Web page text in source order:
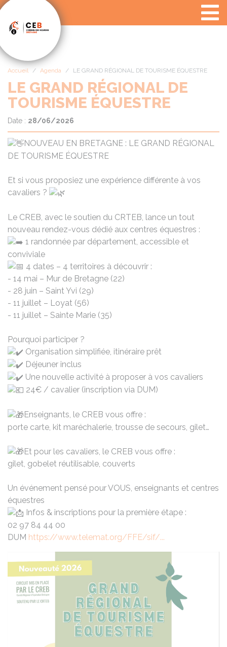
Accueil Agenda LE GRAND RÉGIONAL DE TOURISME ÉQUESTRE
LE GRAND RÉGIONAL DE
TOURISME ÉQUESTRE
Date : 28/06/2026
NOUVEAU EN BRETAGNE : LE GRAND RÉGIONAL
DE TOURISME ÉQUESTRE
Et si vous proposiez une expérience différente à vos
cavaliers ?
Le CREB, avec le soutien du CRTEB, lance un tout
nouveau rendez-vous dédié aux centres équestres :
1 randonnée par département, accessible et
conviviale
4 dates – 4 territoires à découvrir :
- 14 mai – Mur de Bretagne (22)
- 28 juin – Saint Yvi (29)
- 11 juillet – Loyat (56)
- 11 juillet – Sainte Marie (35)
Pourquoi participer ?
Organisation simplifiée, itinéraire prêt
Déjeuner inclus
Une nouvelle activité à proposer à vos cavaliers
24€ / cavalier (inscription via DUM)
Enseignants, le CREB vous offre :
porte carte, kit maréchalerie, trousse de secours, gilet…
Et pour les cavaliers, le CREB vous offre :
gilet, gobelet réutilisable, couverts
Un événement pensé pour VOUS, enseignants et centres
équestres
Infos & inscriptions pour la première étape :
02 97 84 44 00
DUM https://www.telemat.org/FFE/sif/...
Panneau de gestion des cookies